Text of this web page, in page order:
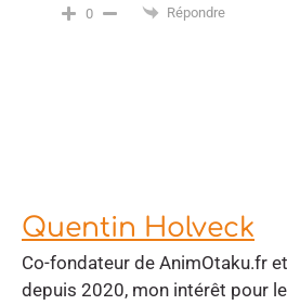
0 Répondre
Quentin Holveck
Co-fondateur de AnimOtaku.fr
depuis 2020, mon intérêt pour